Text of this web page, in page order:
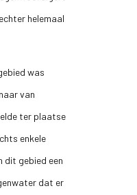
helemaal
was
van
ter plaatse
enkele
dit gebied een
dat er